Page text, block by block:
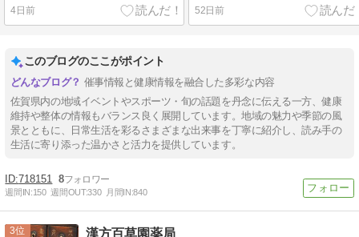
4日前 52日前
このブログのここがポイント
催事情報と健康情報を融合した多彩な内容
佐賀県内の地域イベントやスポーツ・旬の話題を丹念に伝える一方、健康
維持や整体の情報もバランス良く展開しています。地域の魅力や季節の風
景とともに、日常生活を彩るさまざまな出来事を丁寧に紹介し、読み手の
生活に寄り添った温かさと活力を提供しています。
718151 8
週間IN:150 週間OUT:330 月間IN:840
3 漢方百草園薬局